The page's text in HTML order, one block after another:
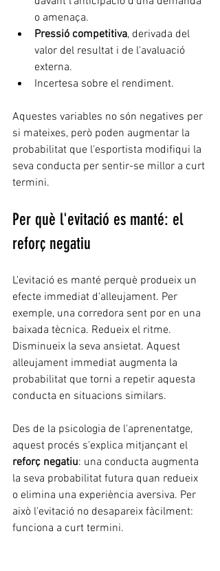
o amenaça.
Pressió competitiva, derivada del
valor del resultat i de l'avaluació
externa.
Incertesa sobre el rendiment.
Aquestes variables no són negatives per
si mateixes, però poden augmentar la
probabilitat que l'esportista modifiqui la
seva conducta per sentir-se millor a curt
termini.
Per què l'evitació es manté: el
reforç negatiu
L'evitació es manté perquè produeix un
efecte immediat d'alleujament. Per
exemple, una corredora sent por en una
baixada tècnica. Redueix el ritme.
Disminueix la seva ansietat. Aquest
alleujament immediat augmenta la
probabilitat que torni a repetir aquesta
conducta en situacions similars.
Des de la psicologia de l'aprenentatge,
aquest procés s'explica mitjançant el
reforç negatiu: una conducta augmenta
la seva probabilitat futura quan redueix
o elimina una experiència aversiva. Per
això l'evitació no desapareix fàcilment:
funciona a curt termini.